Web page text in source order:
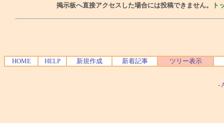
掲示板へ直接アクセスした場合には投稿できません。 ト
HOME HELP 新規作成 新着記事 ツリー表示
-